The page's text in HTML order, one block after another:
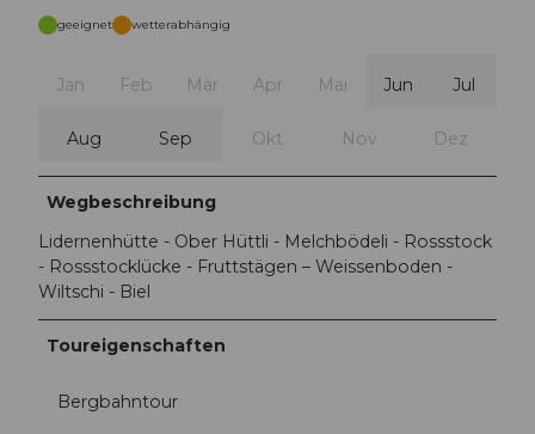
geeignet wetterabhängig
Jan Feb Mär Apr Mai Jun Jul
Aug Sep Okt Nov Dez
Wegbeschreibung
Lidernenhütte - Ober Hüttli - Melchbödeli - Rossstock
- Rossstocklücke - Fruttstägen – Weissenboden -
Wiltschi - Biel
Toureigenschaften
Bergbahntour